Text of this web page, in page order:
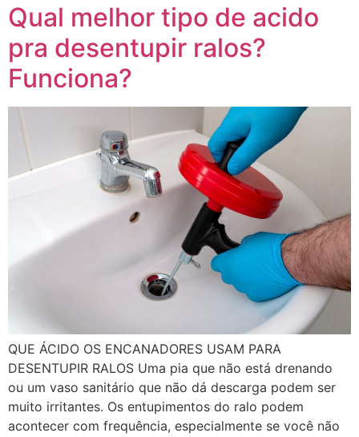
Qual melhor tipo de acido
pra desentupir ralos?
Funciona?
QUE ÁCIDO OS ENCANADORES USAM PARA
DESENTUPIR RALOS Uma pia que não está drenando
ou um vaso sanitário que não dá descarga podem ser
muito irritantes. Os entupimentos do ralo podem
acontecer com frequência, especialmente se você não